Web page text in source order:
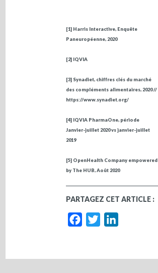
[1] Harris Interactive, Enquête
Paneuropéenne, 2020
[2] IQVIA
[3] Synadiet, chiffres clés du marché
des compléments alimentaires, 2020 //
https://www.synadiet.org/
[4] IQVIA PharmaOne, période
Janvier-juillet 2020 vs janvier-juillet
2019
[5] OpenHealth Company empowered
by The HUB, Août 2020
PARTAGEZ CET ARTICLE :
Facebook
Twitter